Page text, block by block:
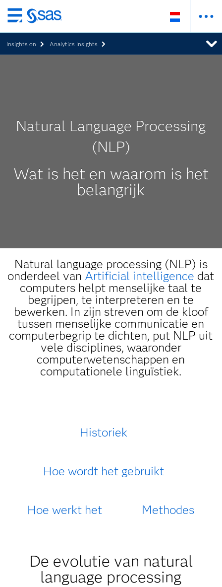
Skip
to
main
content
Insights on Analytics Insights
Natural Language Processing
(NLP)
Wat is het en waarom is het
belangrijk
Natural language processing (NLP) is
onderdeel van Artificial intelligence dat
computers helpt menselijke taal te
begrijpen, te interpreteren en te
bewerken. In zijn streven om de kloof
tussen menselijke communicatie en
computerbegrip te dichten, put NLP uit
vele disciplines, waaronder
computerwetenschappen en
computationele linguïstiek.
Historiek
Hoe wordt het gebruikt
Hoe werkt het Methodes
De evolutie van natural
language processing